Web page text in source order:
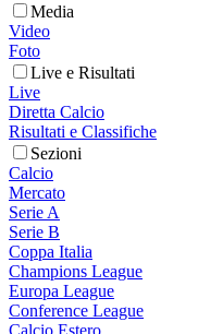
Media
Video
Foto
Live e Risultati
Live
Diretta Calcio
Risultati e Classifiche
Sezioni
Calcio
Mercato
Serie A
Serie B
Coppa Italia
Champions League
Europa League
Conference League
Calcio Estero